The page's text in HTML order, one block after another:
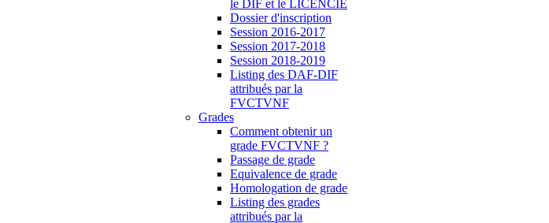
le DIF et le LICENCIE
Dossier d'inscription
Session 2016-2017
Session 2017-2018
Session 2018-2019
Listing des DAF-DIF
attribués par la
FVCTVNF
Grades
Comment obtenir un
grade FVCTVNF ?
Passage de grade
Equivalence de grade
Homologation de grade
Listing des grades
attribués par la